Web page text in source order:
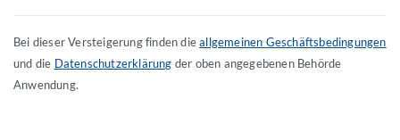
Bei dieser Versteigerung finden dieallgemeinen Geschäftsbedingungen
und die Datenschutzerklärung der oben angegebenen Behörde
Anwendung.